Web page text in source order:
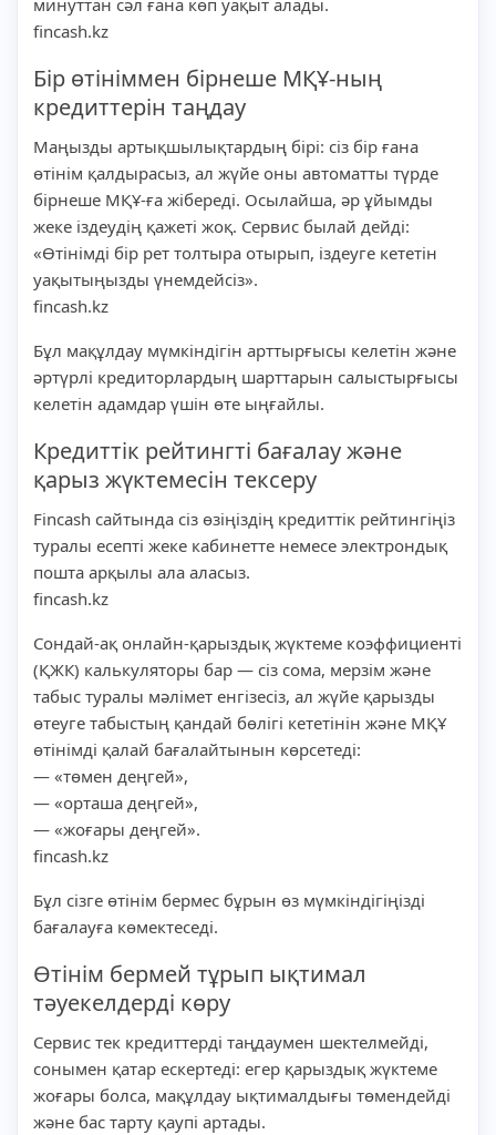
fincash.kz
Бір өтініммен бірнеше МҚҰ-ның
кредиттерін таңдау
Маңызды артықшылықтардың бірі: сіз бір ғана
өтінім қалдырасыз, ал жүйе оны автоматты түрде
бірнеше МҚҰ-ға жібереді. Осылайша, әр ұйымды
жеке іздеудің қажеті жоқ. Сервис былай дейді:
«Өтінімді бір рет толтыра отырып, іздеуге кететін
уақытыңызды үнемдейсіз».
fincash.kz
Бұл мақұлдау мүмкіндігін арттырғысы келетін және
әртүрлі кредиторлардың шарттарын салыстырғысы
келетін адамдар үшін өте ыңғайлы.
Кредиттік рейтингті бағалау және
қарыз жүктемесін тексеру
Fincash сайтында сіз өзіңіздің кредиттік рейтингіңіз
туралы есепті жеке кабинетте немесе электрондық
пошта арқылы ала аласыз.
fincash.kz
Сондай-ақ онлайн-қарыздық жүктеме коэффициенті
(ҚЖК) калькуляторы бар — сіз сома, мерзім және
табыс туралы мәлімет енгізесіз, ал жүйе қарызды
өтеуге табыстың қандай бөлігі кететінін және МҚҰ
өтінімді қалай бағалайтынын көрсетеді:
— «төмен деңгей»,
— «орташа деңгей»,
— «жоғары деңгей».
fincash.kz
Бұл сізге өтінім бермес бұрын өз мүмкіндігіңізді
бағалауға көмектеседі.
Өтінім бермей тұрып ықтимал
тәуекелдерді көру
Сервис тек кредиттерді таңдаумен шектелмейді,
сонымен қатар ескертеді: егер қарыздық жүктеме
жоғары болса, мақұлдау ықтималдығы төмендейді
және бас тарту қаупі артады.